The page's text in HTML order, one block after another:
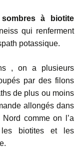
sombres à biotite
qui renferment
potassique.
, on a plusieurs
par des filons
de plus ou moins
allongés dans
comme on l’a
biotites et les